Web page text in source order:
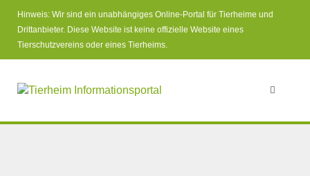
Hinweis: Wir sind ein unabhängiges Online-Portal für Tierheime und
Drittanbieter. Diese Website ist keine offizielle Website eines
Tierschutzvereins oder eines Tierheims.